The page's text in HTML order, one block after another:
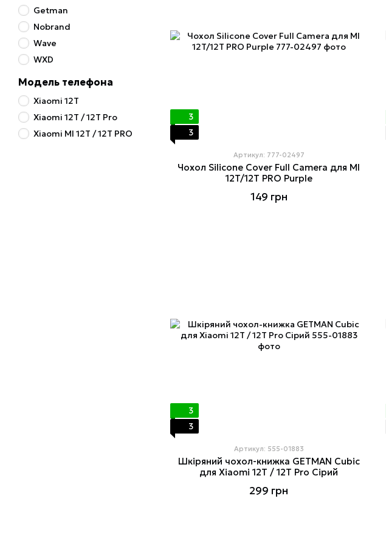
3
3
Артикул: 777-02497
Чохол Silicone Cover Full Camera для MI
12T/12T PRO Purple
149 грн
3
3
Артикул: 555-01883
Шкіряний чохол-книжка GETMAN Cubic
для Xiaomi 12T / 12T Pro Сірий
299 грн
Getman
Nobrand
Wave
WXD
Модель телефона
Xiaomi 12T
Xiaomi 12T / 12T Pro
Xiaomi MI 12T / 12T PRO